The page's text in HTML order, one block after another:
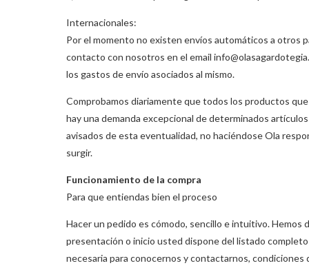
Internacionales:
Por el momento no existen envíos automáticos a otros
contacto con nosotros en el email
los gastos de envío asociados al mismo.
Comprobamos diariamente que todos los productos
hay una demanda excepcional de determinados
avisados de esta eventualidad, no haciéndose Ola
surgir.
Funcionamiento de la compra
Para que entiendas bien el proceso
Hacer un pedido es cómodo, sencillo e intuitivo. Hemos
presentación o inicio usted dispone del listado
necesaria para conocernos y contactarnos, condiciones